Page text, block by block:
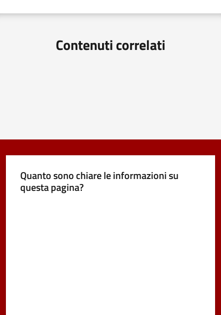
Contenuti correlati
Quanto sono chiare le informazioni su
questa pagina?